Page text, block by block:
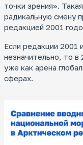
точки зрения».
радикальную смену
редакцией 2001
Если редакции 2001
незначительно, то в
уже как арена
сферах.